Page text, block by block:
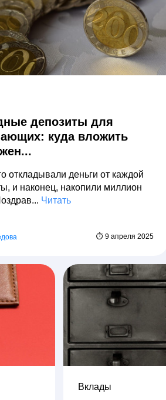
депозиты для
куда вложить
откладывали деньги от каждой
и наконец, накопили миллион
Читать
⏱ 9 апреля 2025
Вклады